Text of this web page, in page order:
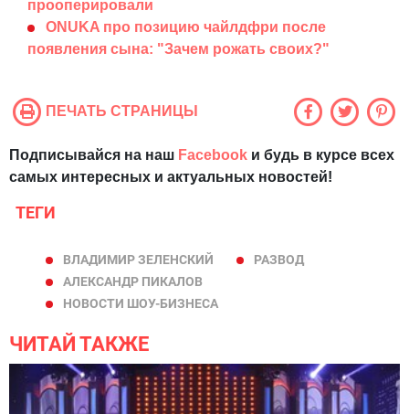
прооперировали
ONUKA про позицию чайлдфри после
появления сына: "Зачем рожать своих?"
ПЕЧАТЬ СТРАНИЦЫ
Подписывайся на наш Facebook и будь в курсе всех
самых интересных и актуальных новостей!
ТЕГИ
ВЛАДИМИР ЗЕЛЕНСКИЙ
РАЗВОД
АЛЕКСАНДР ПИКАЛОВ
НОВОСТИ ШОУ-БИЗНЕСА
ЧИТАЙ ТАКЖЕ